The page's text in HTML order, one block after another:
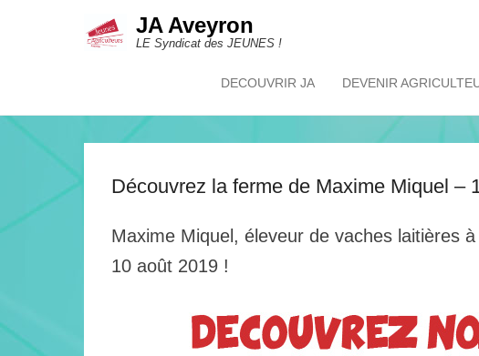
JA Aveyron
LE Syndicat des JEUNES !
Primary Menu
Skip to content
DECOUVRIR JA DEVENIR
Découvrez la ferme de Maxime Miquel –
Maxime Miquel, éleveur de vaches laitières
10 août 2019 !